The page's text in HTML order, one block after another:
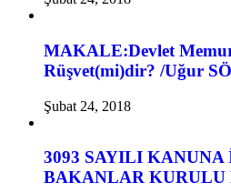
MAKALE:Devlet
Rüşvet(mi)dir? /Uğur
Şubat 24, 2018
3093 SAYILI
BAKANLAR KURULU